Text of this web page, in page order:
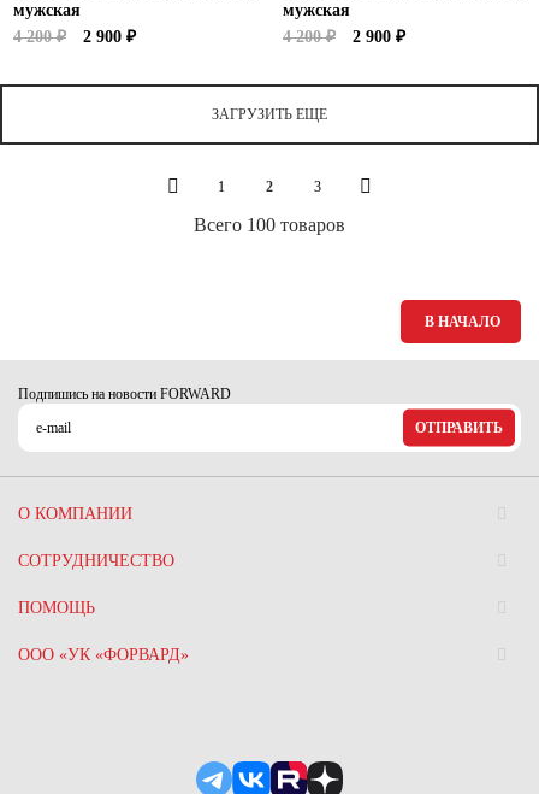
мужская
4 200 ₽
2 900 ₽
мужская
4 200 ₽
2 900 ₽
ЗАГРУЗИТЬ ЕЩЕ
1 2 3
Всего 100 товаров
В НАЧАЛО
Подпишись на новости FORWARD
ОТПРАВИТЬ
О КОМПАНИИ
СОТРУДНИЧЕСТВО
ПОМОЩЬ
ООО «УК «ФОРВАРД»